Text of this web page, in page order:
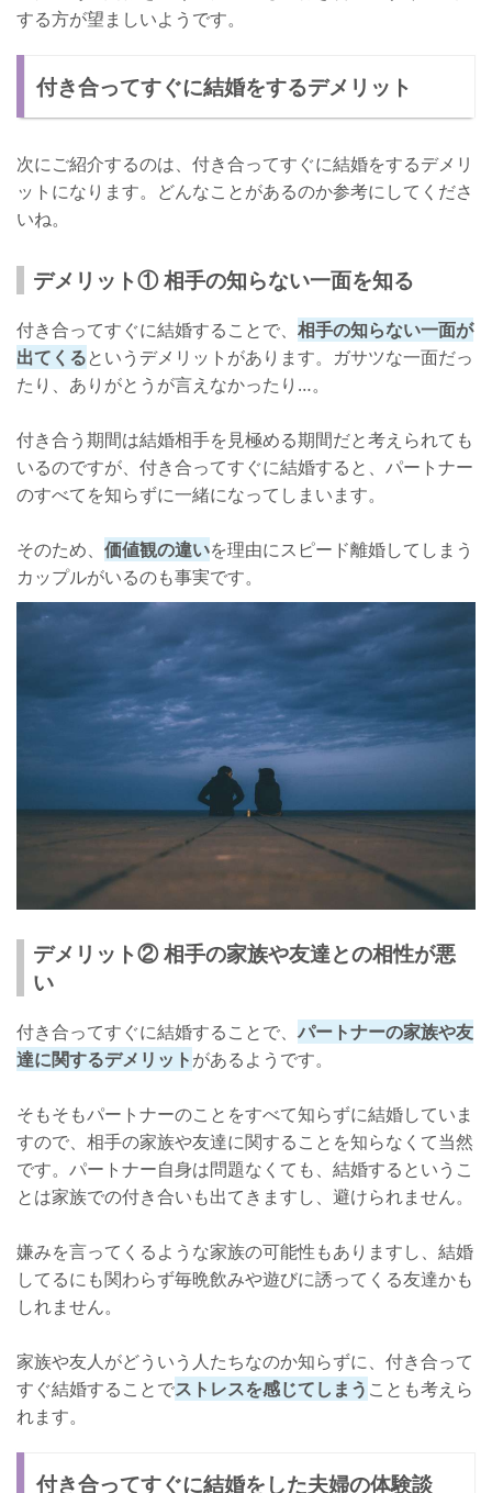
する方が望ましいようです。
付き合ってすぐに結婚をするデメリット
次にご紹介するのは、付き合ってすぐに結婚をするデメリ
ットになります。どんなことがあるのか参考にしてくださ
いね。
デメリット① 相手の知らない一面を知る
付き合ってすぐに結婚することで、 相手の知らない一面が
出てくるというデメリットがあります。ガサツな一面だっ
たり、ありがとうが言えなかったり…。
付き合う期間は結婚相手を見極める期間だと考えられても
いるのですが、付き合ってすぐに結婚すると、パートナー
のすべてを知らずに一緒になってしまいます。
そのため、 価値観の違いを理由にスピード離婚してしまう
カップルがいるのも事実です。
デメリット② 相手の家族や友達との相性が悪
い
付き合ってすぐに結婚することで、 パートナーの家族や友
達に関するデメリットがあるようです。
そもそもパートナーのことをすべて知らずに結婚していま
すので、相手の家族や友達に関することを知らなくて当然
です。パートナー自身は問題なくても、結婚するというこ
とは家族での付き合いも出てきますし、避けられません。
嫌みを言ってくるような家族の可能性もありますし、結婚
してるにも関わらず毎晩飲みや遊びに誘ってくる友達かも
しれません。
家族や友人がどういう人たちなのか知らずに、付き合って
すぐ結婚することでストレスを感じてしまう ことも考えら
れます。
付き合ってすぐに結婚をした夫婦の体験談